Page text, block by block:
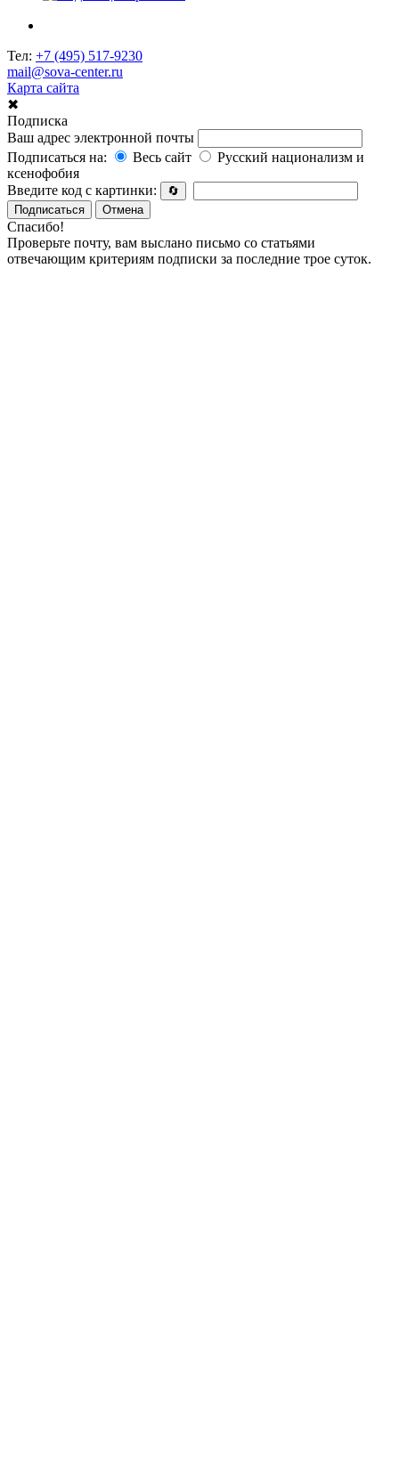
Тел: +7 (495) 517-9230
mail@sova-center.ru
Карта сайта
✖
Подписка
Ваш адрес электронной почты
Подписаться на:
Весь сайт
Русский национализм и
ксенофобия
Введите код с картинки:
🔄
Подписаться
Отмена
Спасибо!
Проверьте почту, вам выслано письмо со статьями
отвечающим критериям подписки за последние трое суток.